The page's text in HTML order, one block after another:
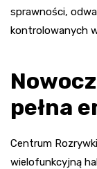
sprawności,
kontrolowanych
pełna
Centrum
wielofunkcyjną